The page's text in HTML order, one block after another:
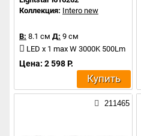
Коллекция: Intero new
В: 8.1 см Д: 9 см
LED x 1 max W 3000K 500Lm
Цена: 2 598 Р.
Купить
211465